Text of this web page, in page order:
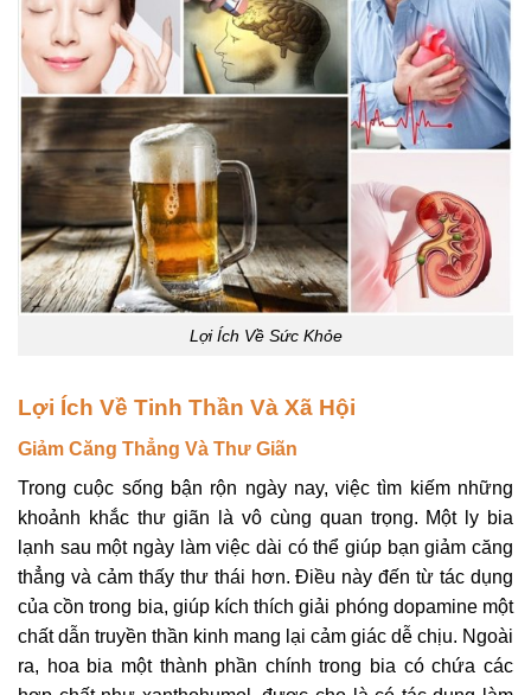
Lợi Ích Về Sức Khỏe
Lợi Ích Về Tinh Thần Và Xã Hội
Giảm Căng Thẳng Và Thư Giãn
Trong cuộc sống bận rộn ngày nay, việc tìm kiếm những
khoảnh khắc thư giãn là vô cùng quan trọng. Một ly bia
lạnh sau một ngày làm việc dài có thể giúp bạn giảm căng
thẳng và cảm thấy thư thái hơn. Điều này đến từ tác dụng
của cồn trong bia, giúp kích thích giải phóng dopamine một
chất dẫn truyền thần kinh mang lại cảm giác dễ chịu. Ngoài
ra, hoa bia một thành phần chính trong bia có chứa các